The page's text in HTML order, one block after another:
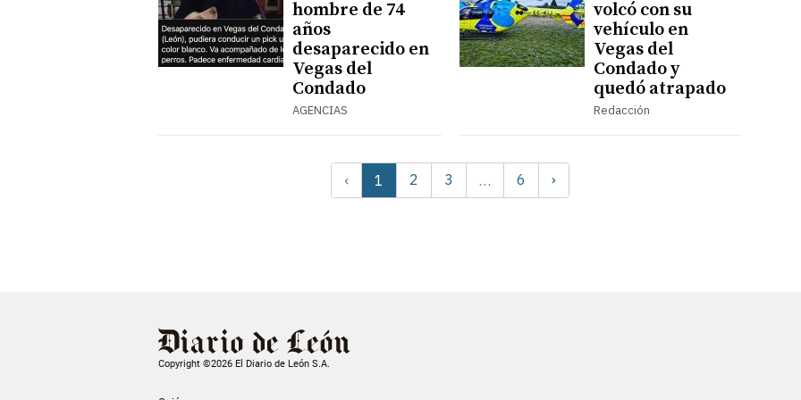
hombre de 74
años
desaparecido en
Vegas del
Condado
AGENCIAS
volcó con su
vehículo en
Vegas del
Condado y
quedó atrapado
Redacción
‹ 1 2 3 … 6 ›
Copyright ©2026 El Diario de León S.A.